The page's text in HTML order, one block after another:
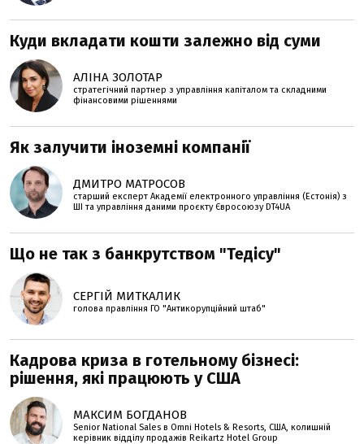
Куди вкладати кошти залежно від суми
АЛІНА ЗОЛОТАР
стратегічний партнер з управління капіталом та складними
фінансовими рішеннями
Як залучити іноземні компанії
ДМИТРО МАТРОСОВ
старший експерт Академії електронного управління (Естонія) з
ШІ та управління даними проєкту Євросоюзу DT4UA
Що не так з банкрутством "Тедісу"
СЕРГІЙ МИТКАЛИК
голова правління ГО "Антикорупційний штаб"
Кадрова криза в готельному бізнесі:
рішення, які працюють у США
МАКСИМ БОГДАНОВ
Senior National Sales в Omni Hotels & Resorts, США, колишній
керівник відділу продажів Reikartz Hotel Group